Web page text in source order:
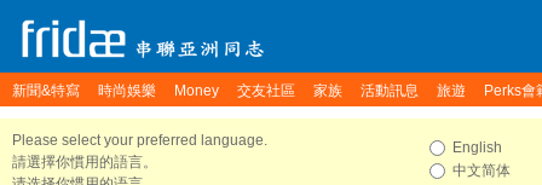
新聞&特寫 時尚娛樂 Money 交友社區 家族 活動訊息 旅遊 Perks會
Please select your preferred language.
請選擇你慣用的語言。
English
中文简体